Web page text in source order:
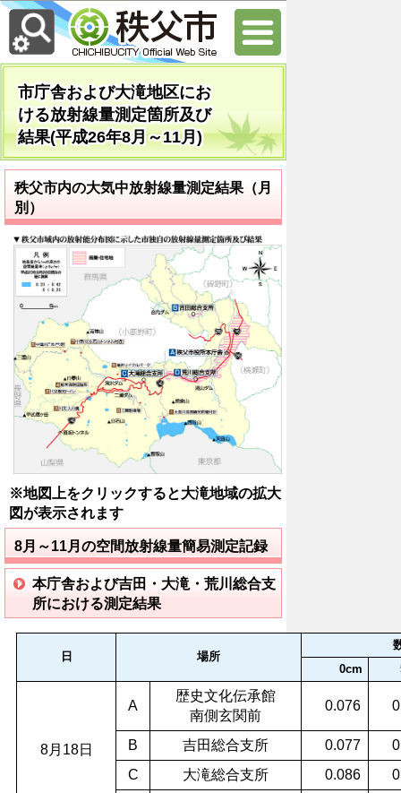
市庁舎および大滝地区にお
ける放射線量測定箇所及び
結果(平成26年8月～11月)
秩父市内の大気中放射線量測定結果（月
別）
※地図上をクリックすると大滝地域の拡大
図が表示されます
8月～11月の空間放射線量簡易測定記録
本庁舎および吉田・大滝・荒川総合支
所における測定結果
日 場所
0cm
8月18日
A
歴史文化伝承館
南側玄関前
0.076
B 吉田総合支所 0.077
C
大滝総合支所 0.086